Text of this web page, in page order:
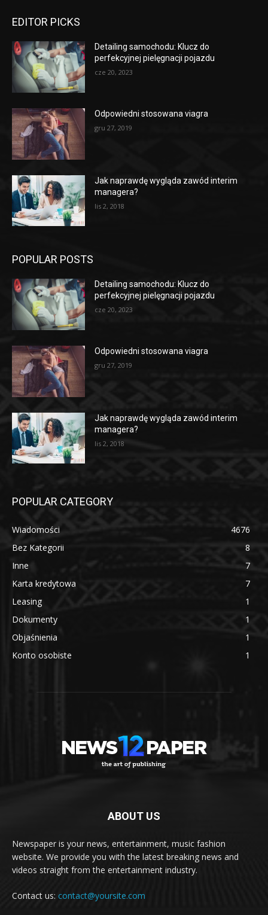
EDITOR PICKS
Detailing samochodu: Klucz do
perfekcyjnej pielęgnacji pojazdu
cze 20, 2023
Odpowiedni stosowana viagra
gru 27, 2019
Jak naprawdę wygląda zawód interim
managera?
lis 2, 2018
POPULAR POSTS
Detailing samochodu: Klucz do
perfekcyjnej pielęgnacji pojazdu
cze 20, 2023
Odpowiedni stosowana viagra
gru 27, 2019
Jak naprawdę wygląda zawód interim
managera?
lis 2, 2018
POPULAR CATEGORY
Wiadomości
4676
Bez Kategorii
8
Inne
7
Karta kredytowa
7
Leasing
1
Dokumenty
1
Objaśnienia
1
Konto osobiste
1
ABOUT US
Newspaper is your news, entertainment, music fashion
website. We provide you with the latest breaking news and
videos straight from the entertainment industry.
Contact us: contact@yoursite.com